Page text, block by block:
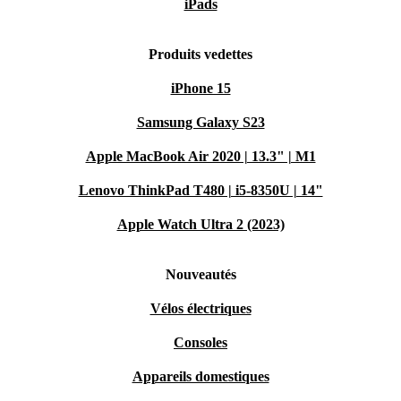
iPads
Produits vedettes
iPhone 15
Samsung Galaxy S23
Apple MacBook Air 2020 | 13.3" | M1
Lenovo ThinkPad T480 | i5-8350U | 14"
Apple Watch Ultra 2 (2023)
Nouveautés
Vélos électriques
Consoles
Appareils domestiques